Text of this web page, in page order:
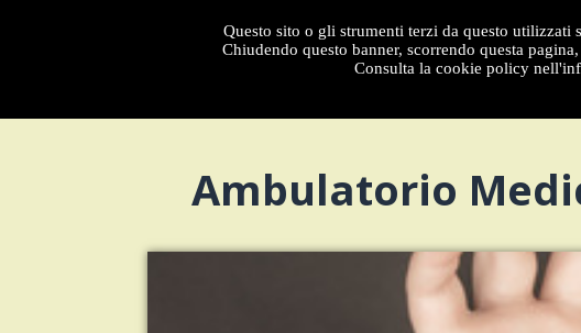
Questo sito o gli strumenti terzi da questo
Chiudendo questo banner, scorrendo questa
Consulta la cookie policy
Ambulatorio